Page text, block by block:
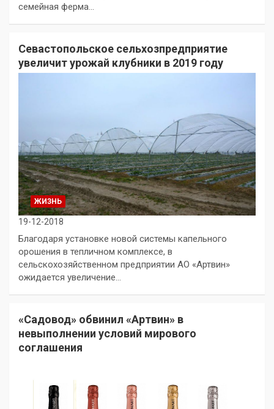
семейная ферма…
Севастопольское сельхозпредприятие
увеличит урожай клубники в 2019 году
ЖИЗНЬ
19-12-2018
Благодаря установке новой системы капельного
орошения в тепличном комплексе, в
сельскохозяйственном предприятии АО «Артвин»
ожидается увеличение…
«Садовод» обвинил «Артвин» в
невыполнении условий мирового
соглашения